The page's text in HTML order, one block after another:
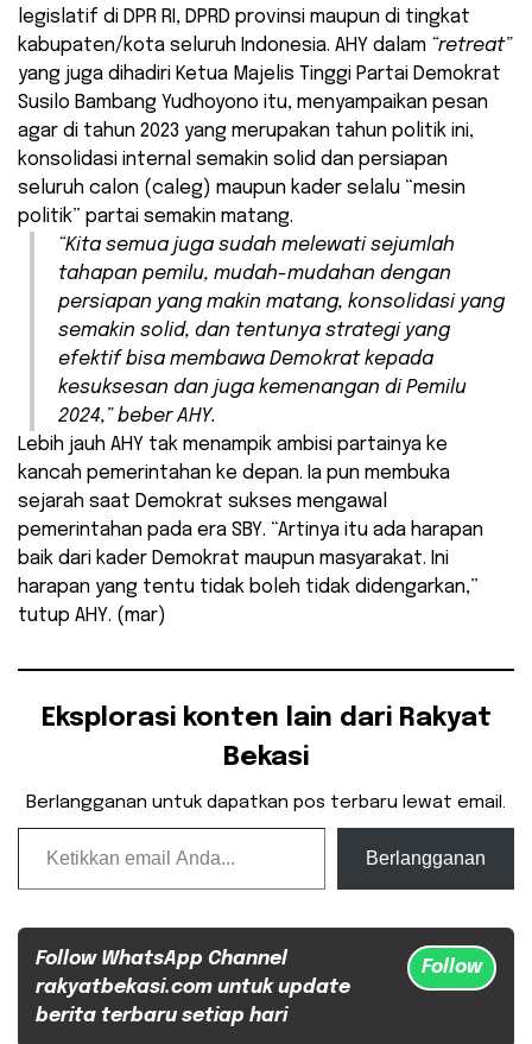
legislatif di DPR RI, DPRD provinsi maupun di tingkat
kabupaten/kota seluruh Indonesia. AHY dalam “retreat”
yang juga dihadiri Ketua Majelis Tinggi Partai Demokrat
Susilo Bambang Yudhoyono itu, menyampaikan pesan
agar di tahun 2023 yang merupakan tahun politik ini,
konsolidasi internal semakin solid dan persiapan
seluruh calon (caleg) maupun kader selalu “mesin
politik” partai semakin matang.
“Kita semua juga sudah melewati sejumlah
tahapan pemilu, mudah-mudahan dengan
persiapan yang makin matang, konsolidasi yang
semakin solid, dan tentunya strategi yang
efektif bisa membawa Demokrat kepada
kesuksesan dan juga kemenangan di Pemilu
2024,” beber AHY.
Lebih jauh AHY tak menampik ambisi partainya ke
kancah pemerintahan ke depan. Ia pun membuka
sejarah saat Demokrat sukses mengawal
pemerintahan pada era SBY. “Artinya itu ada harapan
baik dari kader Demokrat maupun masyarakat. Ini
harapan yang tentu tidak boleh tidak didengarkan,”
tutup AHY. (mar)
Eksplorasi konten lain dari Rakyat
Bekasi
Berlangganan untuk dapatkan pos terbaru lewat email.
Ketikkan email Anda...
Berlangganan
Follow WhatsApp Channel
rakyatbekasi.com untuk update
berita terbaru setiap hari
Follow